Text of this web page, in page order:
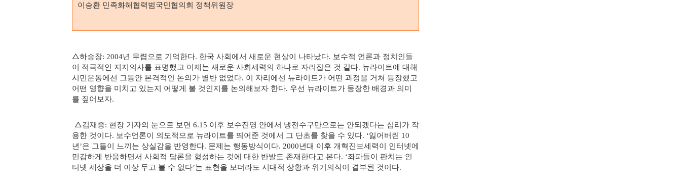
이승환 민족화해협력범국민협의회 정책위원장
△하승창: 2004년 무렵으로 기억한다. 한국 사회에서 새로운 현상이 나타났다. 보수적 언론과 정치인들
이 적극적인 지지의사를 표명했고 이제는 새로운 사회세력의 하나로 자리잡은 것 같다. 뉴라이트에 대해
시민운동에선 그동안 본격적인 논의가 별반 없었다. 이 자리에선 뉴라이트가 어떤 과정을 거쳐 등장했고
어떤 영향을 미치고 있는지 어떻게 볼 것인지를 논의해보자 한다. 우선 뉴라이트가 등장한 배경과 의미
를 짚어보자.
△김재중: 현장 기자의 눈으로 보면 6.15 이후 보수진영 안에서 냉전수구만으로는 안되겠다는 심리가 작
용한 것이다. 보수언론이 의도적으로 뉴라이트를 띄어준 것에서 그 단초를 찾을 수 있다. ‘잃어버린 10
년’은 그들이 느끼는 상실감을 반영한다. 문제는 행동방식이다. 2000년대 이후 개혁진보세력이 인터넷에
민감하게 반응하면서 사회적 담론을 형성하는 것에 대한 반발도 존재한다고 본다. ‘좌파들이 판치는 인
터넷 세상을 더 이상 두고 볼 수 없다’는 표현을 보더라도 시대적 상황과 위기의식이 결부된 것이다.